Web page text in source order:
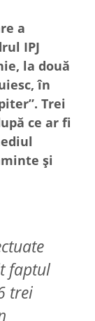
a
IPJ
la două
în
Trei
ce ar fi
și
faptul
trei